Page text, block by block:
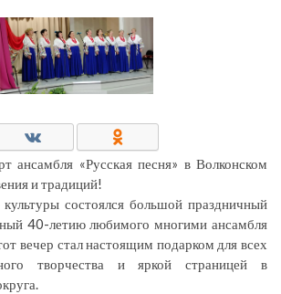
ансамбля «Русская песня» в Волконском
и традиций!
состоялся большой праздничный
40-летию любимого многими ансамбля
вечер стал настоящим подарком для всех
творчества и яркой страницей в